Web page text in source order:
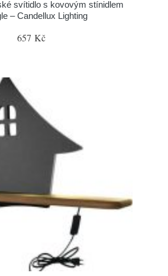
svítidlo s kovovým stínidlem
– Candellux Lighting
657 Kč